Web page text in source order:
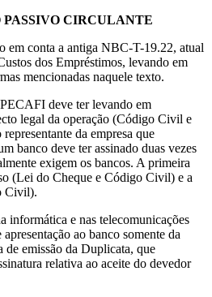
CIRCULANTE
em conta a antiga NBC-T-19.22, atual
dos Empréstimos, levando em
mencionadas naquele texto.
deve ter levando em
legal da operação (Código Civil e
da empresa que
banco deve ter assinado duas vezes
exigem os bancos. A primeira
(Lei do Cheque e Código Civil) e a
Civil).
informática e nas telecomunicações
ao banco somente da
emissão da Duplicata, que
relativa ao aceite do devedor